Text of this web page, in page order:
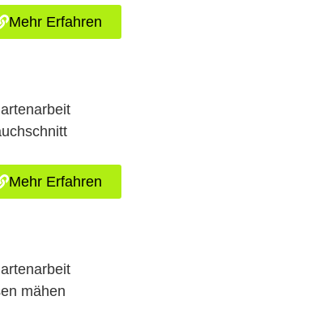
Mehr Erfahren
Mehr Erfahren
mähen